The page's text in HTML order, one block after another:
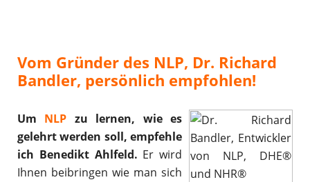
Vom Gründer des NLP, Dr. Richard
Bandler, persönlich empfohlen!
Um NLP zu lernen, wie es
gelehrt werden soll, empfehle
ich Benedikt Ahlfeld. Er wird
Ihnen beibringen wie man sich